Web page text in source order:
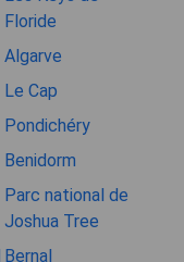
Floride
Algarve
Le Cap
Pondichéry
Benidorm
Parc national de
Joshua Tree
Bernal